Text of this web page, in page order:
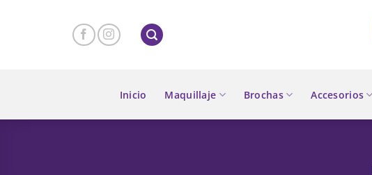
Inicio Maquillaje Brochas Accesorios